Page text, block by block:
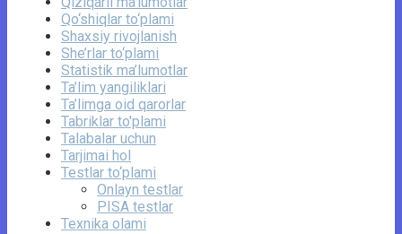
Qo‘shiqlar to‘plami
Shaxsiy rivojlanish
She’rlar to‘plami
Statistik ma’lumotlar
Ta’lim yangiliklari
Ta’limga oid qarorlar
Tabriklar to'plami
Talabalar uchun
Tarjimai hol
Testlar to‘plami
Onlayn testlar
PISA testlar
Texnika olami